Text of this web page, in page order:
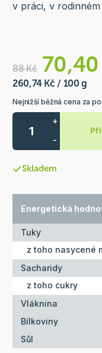
v práci, v
88 Kč
260,74 Kč / 100 g
Nejnižší běžná cena za
+
-
Skladem
Energetická
Tuky
z toho nasycené
Sacharidy
z toho cukry
Vláknina
Bílkoviny
Sůl